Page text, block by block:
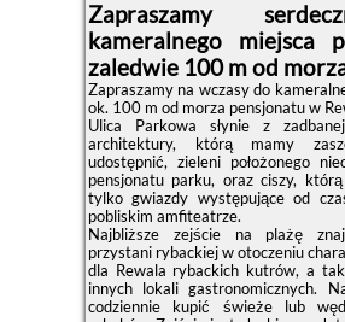
Zapraszamy
kameralnego miejsca
zaledwie 100 m od
Zapraszamy na wczasy do
ok. 100 m od morza pensjonatu w
Ulica Parkowa słynie z
architektury, którą mamy
udostępnić, zieleni położonego
pensjonatu parku, oraz ciszy,
tylko gwiazdy występujące od
pobliskim amfiteatrze.
Najbliższe zejście na plażę
przystani rybackiej w otoczeniu
dla Rewala rybackich kutrów, a
innych lokali gastronomicznych.
codziennie kupić świeże lub